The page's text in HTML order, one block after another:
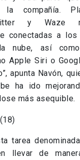
compañía.
y Waze
conectadas a
nube, así
Apple Siri o
apunta Navón,
ha ido
más asequible.
tarea
llevar de